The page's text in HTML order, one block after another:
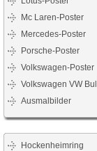
Mc Laren-Poster
Mercedes-Poster
Porsche-Poster
Volkswagen-Poster
Volkswagen VW
Ausmalbilder
Hockenheimring